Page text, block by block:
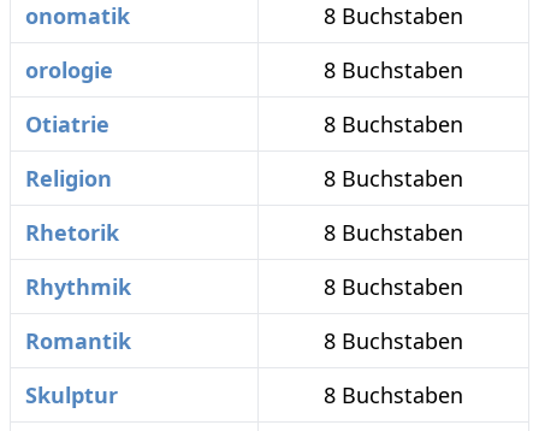
onomatik
8 Buchstaben
orologie
8 Buchstaben
Otiatrie
8 Buchstaben
Religion
8 Buchstaben
Rhetorik
8 Buchstaben
Rhythmik
8 Buchstaben
Romantik
8 Buchstaben
Skulptur
8 Buchstaben